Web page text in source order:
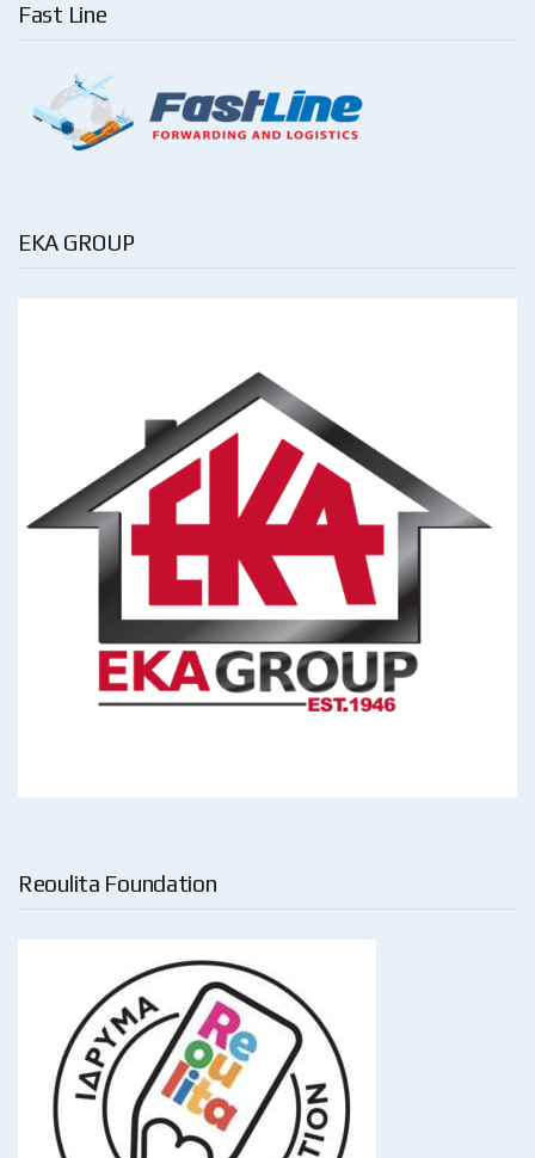
Fast Line
EKA GROUP
Reoulita Foundation